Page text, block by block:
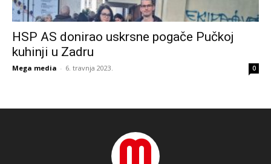
HSP AS donirao uskrsne pogače Pučkoj
kuhinji u Zadru
Mega media - 6. travnja 2023. 0